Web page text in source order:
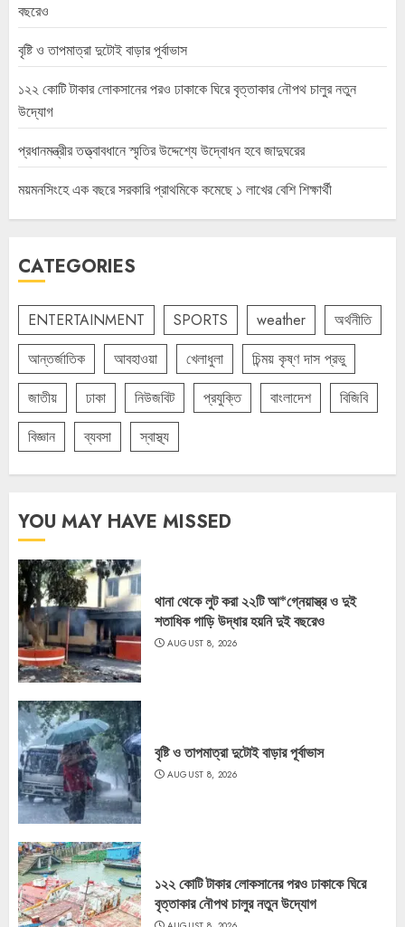
বছরেও
বৃষ্টি ও তাপমাত্রা দুটোই বাড়ার পূর্বাভাস
১২২ কোটি টাকার লোকসানের পরও ঢাকাকে ঘিরে বৃত্তাকার নৌপথ চালুর নতুন
উদ্যোগ
প্রধানমন্ত্রীর তত্ত্বাবধানে স্মৃতির উদ্দেশ্যে উদ্বোধন হবে জাদুঘরের
ময়মনসিংহে এক বছরে সরকারি প্রাথমিকে কমেছে ১ লাখের বেশি শিক্ষার্থী
CATEGORIES
ENTERTAINMENT SPORTS weather
অর্থনীতি
আন্তর্জাতিক
আবহাওয়া খেলাধুলা
চিন্ময় কৃষ্ণ দাস প্রভু
জাতীয়
ঢাকা নিউজবিট প্রযুক্তি বাংলাদেশ
বিজিবি
বিজ্ঞান
ব্যবসা স্বাস্থ্য
YOU MAY HAVE MISSED
থানা থেকে লুট করা ২২টি আ*গ্নেয়াস্ত্র ও দুই
শতাধিক গাড়ি উদ্ধার হয়নি দুই বছরেও
AUGUST 8, 2026
বৃষ্টি ও তাপমাত্রা দুটোই বাড়ার পূর্বাভাস
AUGUST 8, 2026
১২২ কোটি টাকার লোকসানের পরও ঢাকাকে ঘিরে
বৃত্তাকার নৌপথ চালুর নতুন উদ্যোগ